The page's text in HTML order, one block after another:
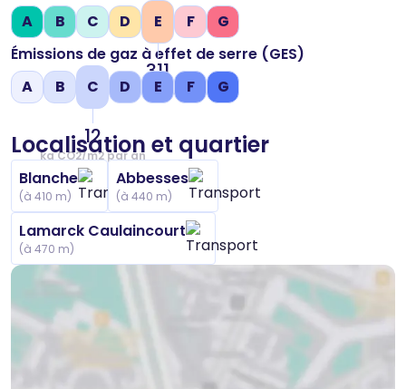
A
B C D E
311
kWh/m2 par an
F
G
Émissions de gaz à effet de serre (GES)
A
B C
12
kg CO2/m2 par an
D E F G
Localisation et quartier
Blanche
(à 410 m)
Abbesses
(à 440 m)
Lamarck Caulaincourt
(à 470 m)